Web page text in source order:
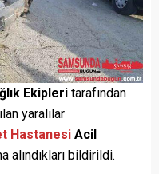
Ekipleri tarafından
yaralılar
Hastanesi Acil
alındıkları bildirildi.